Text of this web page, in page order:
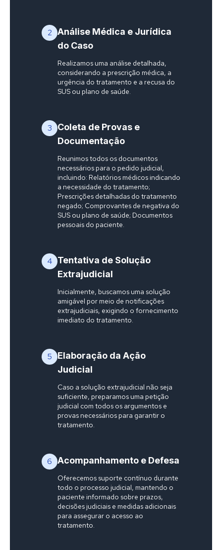
2 Análise Médica e Jurídica
do Caso
Realizamos uma análise detalhada,
considerando a prescrição médica, a
urgência do tratamento e a recusa do
SUS ou plano de saúde.
3
Coleta de Provas e
Documentação
Reunimos todos os documentos
necessários para o pedido judicial,
incluindo: Relatórios médicos indicando
a necessidade do tratamento;
Prescrições detalhadas do tratamento
negado; Comprovantes de negativa do
SUS ou plano de saúde; Documentos
pessoais do paciente.
4 Tentativa de Solução
Extrajudicial
Inicialmente, buscamos uma solução
amigável por meio de notificações
extrajudiciais, exigindo o fornecimento
imediato do tratamento.
5
Elaboração da Ação
Judicial
Caso a solução extrajudicial não seja
suficiente, preparamos uma petição
judicial com todos os argumentos e
provas necessários para garantir o
tratamento.
6 Acompanhamento e Defesa
Oferecemos suporte contínuo durante
todo o processo judicial, mantendo o
paciente informado sobre prazos,
decisões judiciais e medidas adicionais
para assegurar o acesso ao
tratamento.